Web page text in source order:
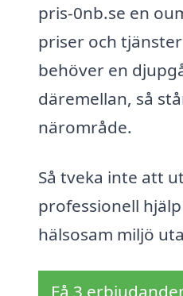
pris-0nb.se en
priser och
behöver en
däremellan, så
närområde.
Så tveka inte att
professionell
hälsosam miljö
Få 3